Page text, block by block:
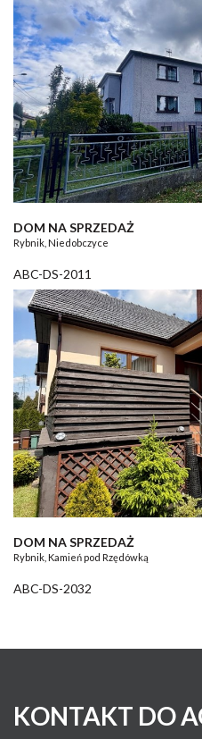
DOM NA SPRZEDAŻ
Rybnik, Niedobczyce
ABC-DS-2011
DOM NA SPRZEDAŻ
Rybnik, Kamień pod Rzędówką
ABC-DS-2032
KONTAKT DO